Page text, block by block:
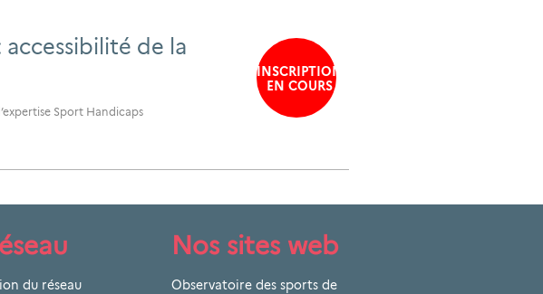
accessibilité de la
Sport Handicaps
INSCRIPTION
EN COURS
du réseau
Nos sites web
Observatoire des sports de